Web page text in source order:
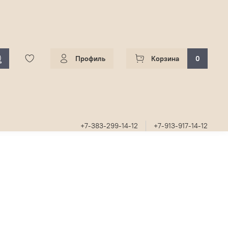
Профиль Корзина 0
+7-383-299-14-12 +7-913-917-14-12